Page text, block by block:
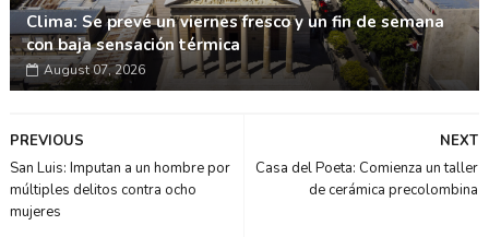
Clima: Se prevé un viernes fresco y un fin de semana
con baja sensación térmica
August 07, 2026
NEXT
Casa del Poeta: Comienza un taller
de cerámica precolombina
PREVIOUS
San Luis: Imputan a un hombre por
múltiples delitos contra ocho
mujeres